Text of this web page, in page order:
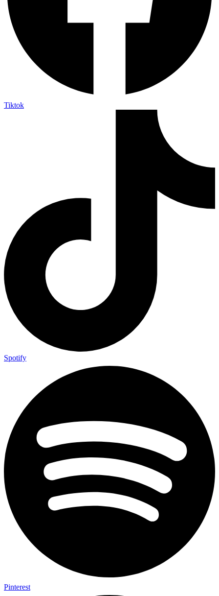
Tiktok
Spotify
Pinterest